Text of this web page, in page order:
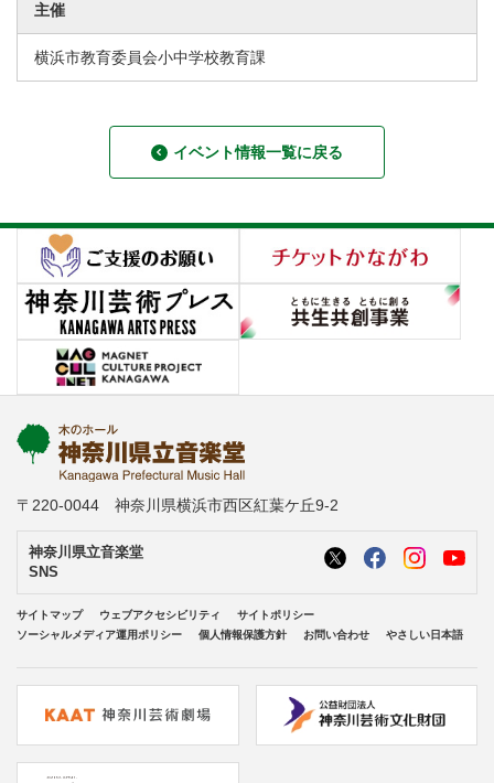
主催
横浜市教育委員会小中学校教育課
イベント情報一覧に戻る
〒220-0044 神奈川県横浜市西区紅葉ケ丘9-2
神奈川県立音楽堂
SNS
サイトマップ ウェブアクセシビリティ
サイトポリシー
ソーシャルメディア運用ポリシー
個人情報保護方針 お問い合わせ やさしい日本語